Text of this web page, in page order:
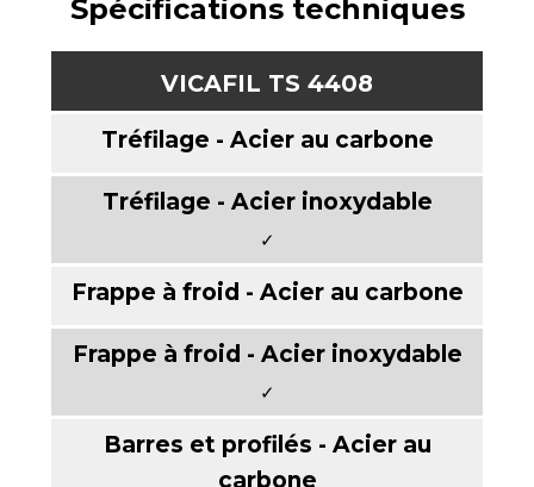
Spécifications techniques
VICAFIL TS 4408
✓
✓